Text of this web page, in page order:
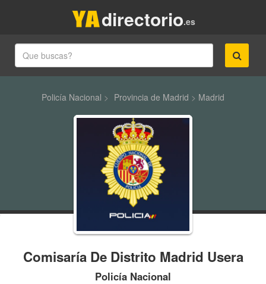
.es
directorio
Policía Nacional > Provincia de Madrid > Madrid
Comisaría De Distrito Madrid Usera
Policía Nacional